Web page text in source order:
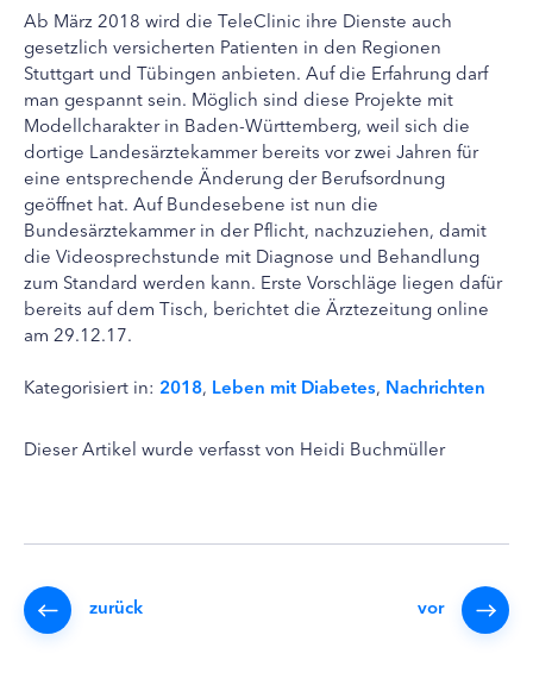
Ab März 2018 wird die TeleClinic ihre Dienste auch
gesetzlich versicherten Patienten in den Regionen
Stuttgart und Tübingen anbieten. Auf die Erfahrung darf
man gespannt sein. Möglich sind diese Projekte mit
Modellcharakter in Baden-Württemberg, weil sich die
dortige Landesärztekammer bereits vor zwei Jahren für
eine entsprechende Änderung der Berufsordnung
geöffnet hat. Auf Bundesebene ist nun die
Bundesärztekammer in der Pflicht, nachzuziehen, damit
die Videosprechstunde mit Diagnose und Behandlung
zum Standard werden kann. Erste Vorschläge liegen dafür
bereits auf dem Tisch, berichtet die Ärztezeitung online
am 29.12.17.
Kategorisiert in: 2018, Leben mit Diabetes, Nachrichten
Dieser Artikel wurde verfasst von Heidi Buchmüller
zurück vor